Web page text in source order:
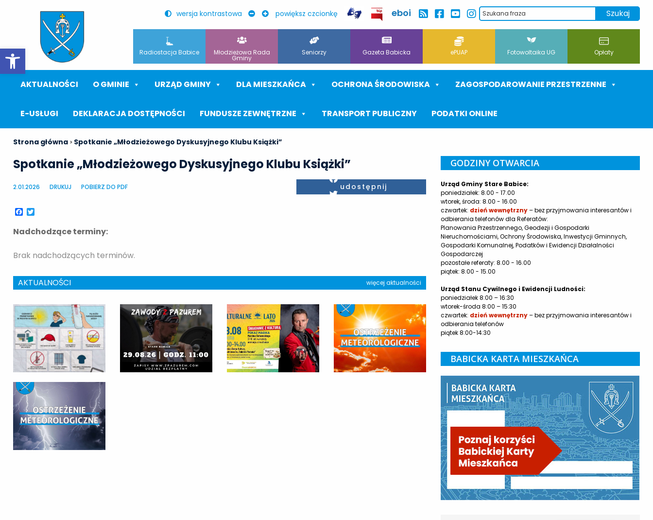
Otwórz pasek narzędzi
wersja kontrastowa powiększ czcionkę eboi
Radiostacja Babice Młodzieżowa Rada
Gminy
Seniorzy Gazeta Babicka ePUAP Fotowoltaika UG Opłaty
AKTUALNOŚCI O GMINIE URZĄD GMINY DLA MIESZKAŃCA OCHRONA ŚRODOWISKA ZAGOSPODAROWANIE PRZESTRZENNE
E-USŁUGI DEKLARACJA DOSTĘPNOŚCI FUNDUSZE ZEWNĘTRZNE TRANSPORT PUBLICZNY PODATKI ONLINE
Strona główna > Spotkanie „Młodzieżowego Dyskusyjnego Klubu Książki”
Spotkanie „Młodzieżowego Dyskusyjnego Klubu Książki”
2.01.2026 DRUKUJ POBIERZ DO PDF
Twitter
udostępnij
Facebook
Nadchodzące terminy:
Brak nadchodzących terminów.
AKTUALNOŚCI więcej aktualności
GODZINY OTWARCIA
Urząd Gminy Stare Babice:
poniedziałek: 8.00 - 17.00
wtorek, środa: 8.00 - 16.00
czwartek: dzień wewnętrzny– bez przyjmowania interesantów i
odbierania telefonów dla Referatów:
Planowania Przestrzennego, Geodezji i Gospodarki
Nieruchomościami, Ochrony Środowiska, Inwestycji Gminnych,
Gospodarki Komunalnej, Podatków i Ewidencji Działalności
Gospodarczej
pozostałe referaty: 8.00 - 16.00
piątek: 8.00 - 15.00
Urząd Stanu Cywilnego i Ewidencji Ludności:
poniedziałek 8:00 – 16:30
wtorek-środa 8:00 – 15:30
czwartek: dzień wewnętrzny– bez przyjmowania interesantów i
odbierania telefonów
piątek 8:00-14:30
BABICKA KARTA MIESZKAŃCA